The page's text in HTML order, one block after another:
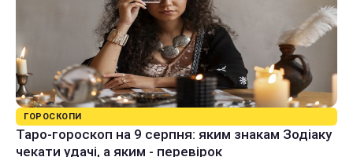
ГОРОСКОПИ
Таро-гороскоп на 9 серпня: яким знакам Зодіаку
чекати удачі, а яким - перевірок